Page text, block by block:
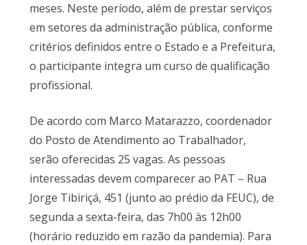
meses. Neste período, além de prestar serviços
em setores da administração pública, conforme
critérios definidos entre o Estado e a Prefeitura,
o participante integra um curso de qualificação
profissional.
De acordo com Marco Matarazzo, coordenador
do Posto de Atendimento ao Trabalhador,
serão oferecidas 25 vagas. As pessoas
interessadas devem comparecer ao PAT – Rua
Jorge Tibiriçá, 451 (junto ao prédio da FEUC), de
segunda a sexta-feira, das 7h00 às 12h00
(horário reduzido em razão da pandemia). Para